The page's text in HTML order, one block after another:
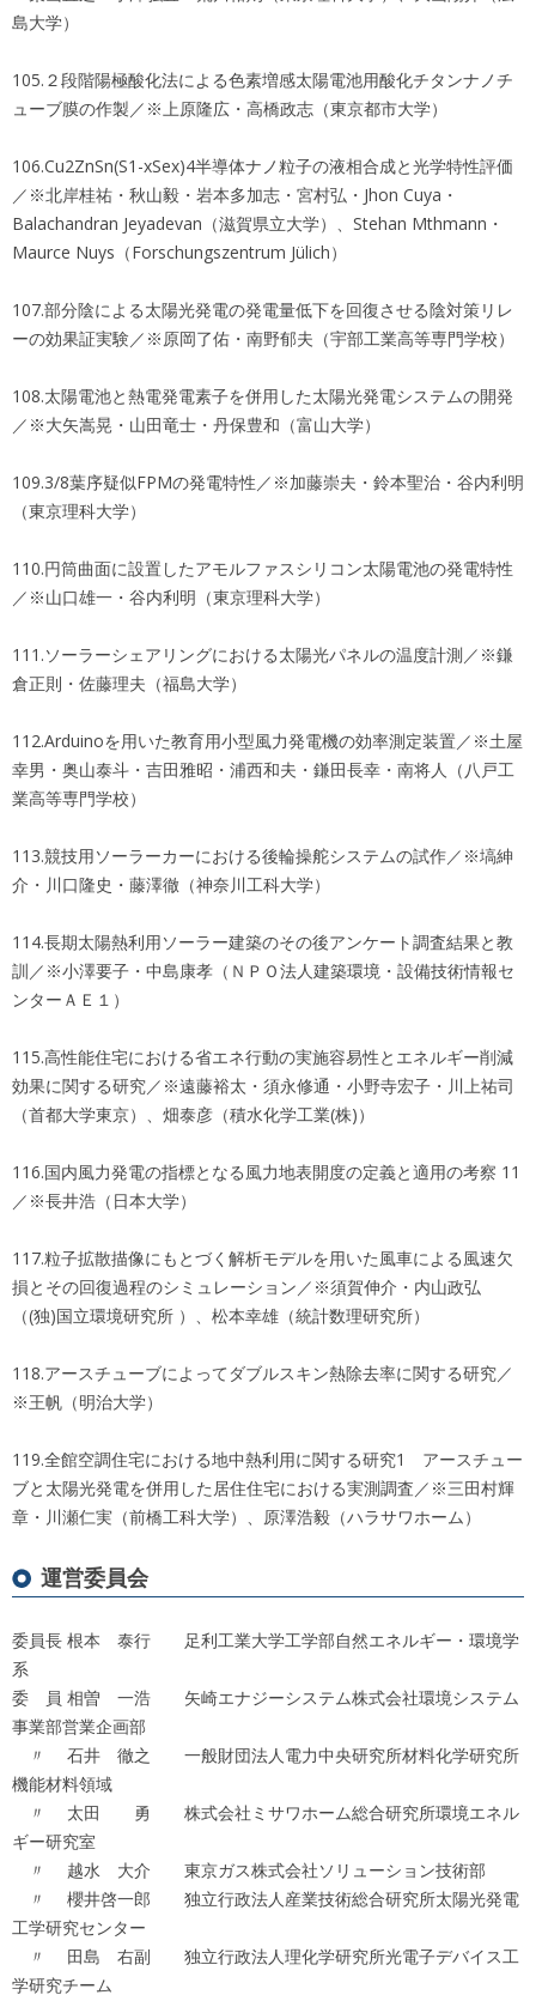
島大学）
105.２段階陽極酸化法による色素増感太陽電池用酸化チタンナノチ
ューブ膜の作製／※上原隆広・高橋政志（東京都市大学）
106.Cu2ZnSn(S1-xSex)4半導体ナノ粒子の液相合成と光学特性評価
／※北岸桂祐・秋山毅・岩本多加志・宮村弘・Jhon Cuya・
Balachandran Jeyadevan（滋賀県立大学）、Stehan Mthmann・
Maurce Nuys（Forschungszentrum Jülich）
107.部分陰による太陽光発電の発電量低下を回復させる陰対策リレ
ーの効果証実験／※原岡了佑・南野郁夫（宇部工業高等専門学校）
108.太陽電池と熱電発電素子を併用した太陽光発電システムの開発
／※大矢嵩晃・山田竜士・丹保豊和（富山大学）
109.3/8葉序疑似FPMの発電特性／※加藤崇夫・鈴本聖治・谷内利明
（東京理科大学）
110.円筒曲面に設置したアモルファスシリコン太陽電池の発電特性
／※山口雄一・谷内利明（東京理科大学）
111.ソーラーシェアリングにおける太陽光パネルの温度計測／※鎌
倉正則・佐藤理夫（福島大学）
112.Arduinoを用いた教育用小型風力発電機の効率測定装置／※土屋
幸男・奥山泰斗・吉田雅昭・浦西和夫・鎌田長幸・南将人（八戸工
業高等専門学校）
113.競技用ソーラーカーにおける後輪操舵システムの試作／※塙紳
介・川口隆史・藤澤徹（神奈川工科大学）
114.長期太陽熱利用ソーラー建築のその後アンケート調査結果と教
訓／※小澤要子・中島康孝（ＮＰＯ法人建築環境・設備技術情報セ
ンターＡＥ１）
115.高性能住宅における省エネ行動の実施容易性とエネルギー削減
効果に関する研究／※遠藤裕太・須永修通・小野寺宏子・川上祐司
（首都大学東京）、畑泰彦（積水化学工業(株)）
116.国内風力発電の指標となる風力地表開度の定義と適用の考察 11
／※長井浩（日本大学）
117.粒子拡散描像にもとづく解析モデルを用いた風車による風速欠
損とその回復過程のシミュレーション／※須賀伸介・内山政弘
（(独)国立環境研究所 ）、松本幸雄（統計数理研究所）
118.アースチューブによってダブルスキン熱除去率に関する研究／
※王帆（明治大学）
119.全館空調住宅における地中熱利用に関する研究1 アースチュー
ブと太陽光発電を併用した居住住宅における実測調査／※三田村輝
章・川瀬仁実（前橋工科大学）、原澤浩毅（ハラサワホーム）
運営委員会
委員長 根本 泰行 足利工業大学工学部自然エネルギー・環境学
系
委 員 相曽 一浩 矢崎エナジーシステム株式会社環境システム
事業部営業企画部
〃 石井 徹之 一般財団法人電力中央研究所材料化学研究所
機能材料領域
〃 太田 勇 株式会社ミサワホーム総合研究所環境エネル
ギー研究室
〃 越水 大介 東京ガス株式会社ソリューション技術部
〃 櫻井啓一郎 独立行政法人産業技術総合研究所太陽光発電
工学研究センター
〃 田島 右副 独立行政法人理化学研究所光電子デバイス工
学研究チーム